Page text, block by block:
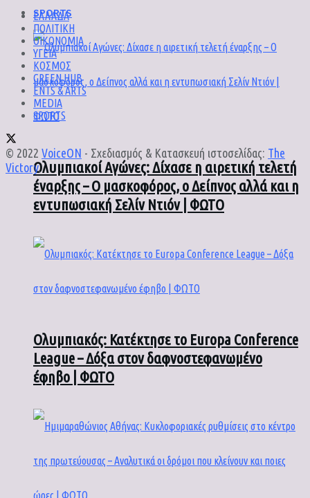
SPORTS
Ολυμπιακοί Αγώνες: Δίχασε η αιρετική τελετή
έναρξης – Ο μασκοφόρος, ο Δείπνος αλλά και η
εντυπωσιακή Σελίν Ντιόν | ΦΩΤΟ
Ολυμπιακός: Κατέκτησε το Europa Conference
League – Δόξα στον δαφνοστεφανωμένο
έφηβο | ΦΩΤΟ
ΕΛΛΑΔΑ
ΠΟΛΙΤΙΚΗ
ΟΙΚΟΝΟΜΙΑ
ΥΓΕΙΑ
ΚΟΣΜΟΣ
GREEN HUB
ENTS & ARTS
MEDIA
SPORTS
© 2022 VoiceON - Σχεδιασμός & Κατασκευή ιστοσελίδας: The
Victory.